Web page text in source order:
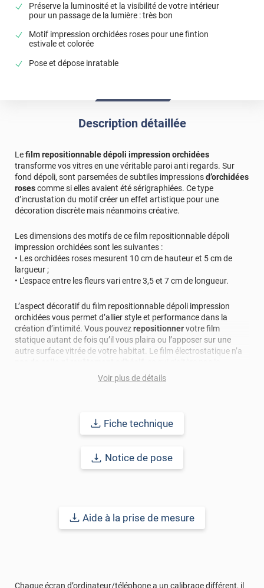
Préserve la luminosité et la visibilité de votre intérieur
pour un passage de la lumière : très bon
Motif impression orchidées roses pour une fintion
estivale et colorée
Pose et dépose inratable
Description détaillée
Lefilm repositionnable dépoli impression orchidées
transforme vos vitres en une véritable paroi anti regards. Sur
fond dépoli, sont parsemées de subtiles impressionsd’orchidées
rosescomme si elles avaient été sérigraphiées. Ce type
d’incrustation du motif créer un effet artistique pour une
décoration discrète mais néanmoins créative.
Les dimensions des motifs de ce film repositionnable dépoli
impression orchidées sont les suivantes :
• Les orchidées roses mesurent 10 cm de hauteur et 5 cm de
largueur ;
• L'espace entre les fleurs vari entre 3,5 et 7 cm de longueur.
L’aspect décoratif du film repositionnable dépoli impression
orchidées vous permet d’allier style et performance dans la
création d’intimité. Vous pouvezrepositionnervotre film
statique autant de fois qu’il vous plaira ou l’apposer sur une
autre surface vitrée de votre habitat. Le film électrostatique n’a
Voir plus de détails
Fiche technique
Notice de pose
Aide à la prise de mesure
Chaque écran d’ordinateur/téléphone a un calibrage différent, il